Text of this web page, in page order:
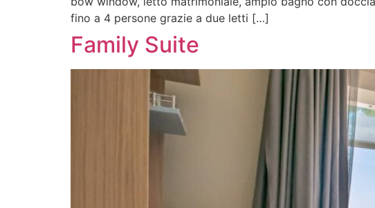
fino a 4 persone grazie a due letti […]
Family Suite